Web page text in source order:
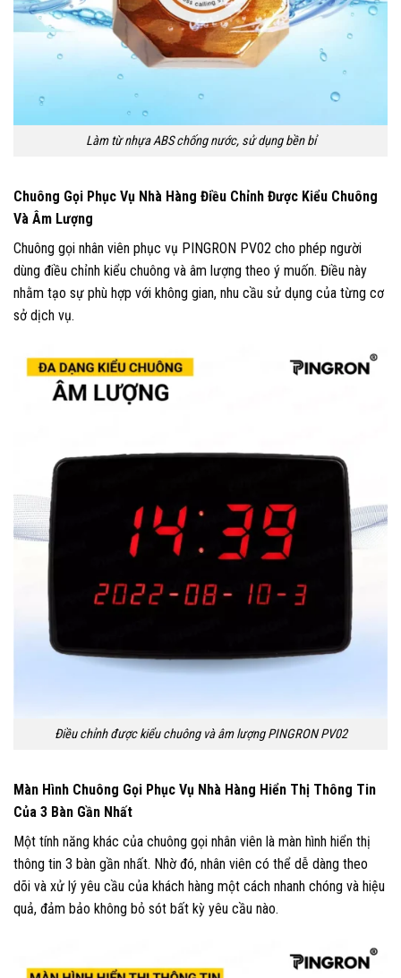
Làm từ nhựa ABS chống nước, sử dụng bền bỉ
Chuông Gọi Phục Vụ Nhà Hàng Điều Chỉnh Được Kiểu Chuông
Và Âm Lượng
Chuông gọi nhân viên phục vụ PINGRON PV02 cho phép người
dùng điều chỉnh kiểu chuông và âm lượng theo ý muốn. Điều này
nhằm tạo sự phù hợp với không gian, nhu cầu sử dụng của từng cơ
sở dịch vụ.
Điều chỉnh được kiểu chuông và âm lượng PINGRON PV02
Màn Hình Chuông Gọi Phục Vụ Nhà Hàng Hiển Thị Thông Tin
Của 3 Bàn Gần Nhất
Một tính năng khác của chuông gọi nhân viên là màn hình hiển thị
thông tin 3 bàn gần nhất. Nhờ đó, nhân viên có thể dễ dàng theo
dõi và xử lý yêu cầu của khách hàng một cách nhanh chóng và hiệu
quả, đảm bảo không bỏ sót bất kỳ yêu cầu nào.